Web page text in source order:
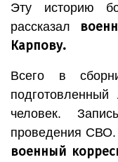
Эту историю
рассказал
Карпову.
Всего в
человек.
проведения
военный